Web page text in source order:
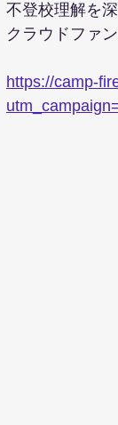
不登校理解を
クラウドファ
https://camp-